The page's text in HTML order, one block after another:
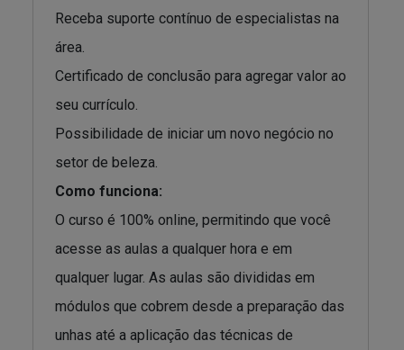
Receba suporte contínuo de especialistas na
área.
Certificado de conclusão para agregar valor ao
seu currículo.
Possibilidade de iniciar um novo negócio no
setor de beleza.
Como funciona:
O curso é 100% online, permitindo que você
acesse as aulas a qualquer hora e em
qualquer lugar. As aulas são divididas em
módulos que cobrem desde a preparação das
unhas até a aplicação das técnicas de